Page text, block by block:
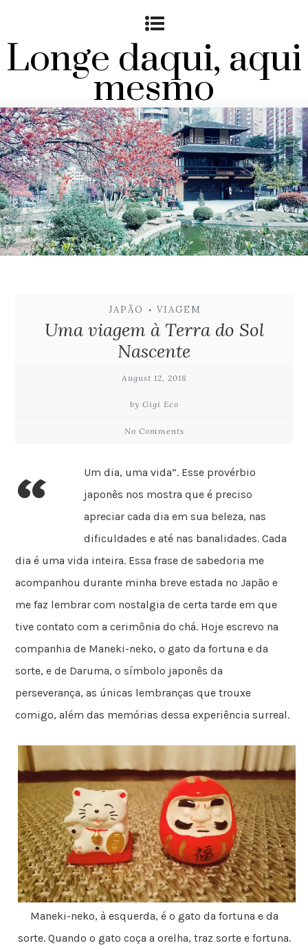
Longe daqui, aqui
mesmo
JAPÃO • VIAGEM
Uma viagem à Terra do Sol
Nascente
August 12, 2018
by Gigi Eco
No Comments
“
Um dia, uma vida”. Esse provérbio
japonês nos mostra que é preciso
apreciar cada dia em sua beleza, nas
dificuldades e até nas banalidades. Cada
dia é uma vida inteira. Essa frase de sabedoria me
acompanhou durante minha breve estada no Japão e
me faz lembrar com nostalgia de certa tarde em que
tive contato com a cerimônia do chá. Hoje escrevo na
companhia de Maneki-neko, o gato da fortuna e da
sorte, e de Daruma, o símbolo japonês da
perseverança, as únicas lembranças que trouxe
comigo, além das memórias dessa experiência surreal.
Maneki-neko, à esquerda, é o gato da fortuna e da
sorte. Quando o gato coça a orelha, traz sorte e fortuna.